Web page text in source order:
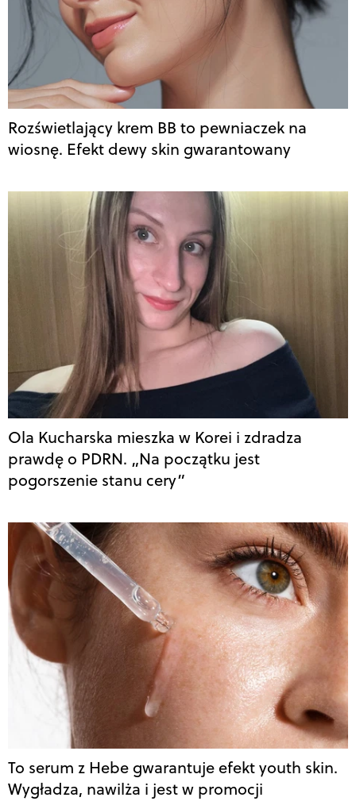
Rozświetlający krem BB to pewniaczek na
wiosnę. Efekt dewy skin gwarantowany
Ola Kucharska mieszka w Korei i zdradza
prawdę o PDRN. „Na początku jest
pogorszenie stanu cery”
To serum z Hebe gwarantuje efekt youth skin.
Wygładza, nawilża i jest w promocji